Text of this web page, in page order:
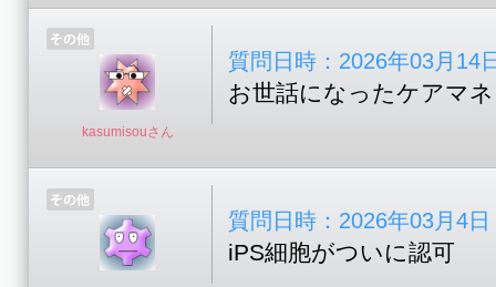
kasumisouさん
質問日時：2026年03月14
お世話になったケアマ
質問日時：2026年03月4
iPS細胞がついに認可